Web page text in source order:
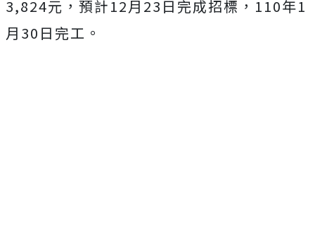
3,824元，預計12月23日完成招標，110年1
月30日完工。